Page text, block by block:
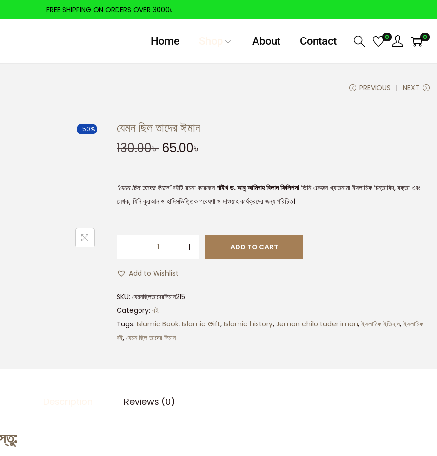
FREE SHIPPING ON ORDERS OVER 3000৳
Home About Contact 0 0
PREVIOUS NEXT
-50%
যেমন ছিল তাদের ঈমান
130.00৳ 65.00৳
“যেমন ছিল তাদের ঈমান”বইটি রচনা করেছেনশাইখ ড. আবু আমিনাহ বিলাল ফিলিপস। তিনি একজন খ্যাতনামা ইসলামিক চিন্তাবিদ, বক্তা এবং
লেখক, যিনি কুরআন ও হাদিসভিত্তিক গবেষণা ও দাওয়াহ কার্যক্রমের জন্য পরিচিত।
ADD TO CART
Add to Wishlist
SKU: যেমনছিলতাদেরঈমান215
Category: বই
Tags: Islamic Book, Islamic Gift, Islamic history, Jemon chilo tader iman, ইসলামিক ইতিহাস, ইসলামিক
বই, যেমন ছিল তাদের ঈমান
Reviews (0)